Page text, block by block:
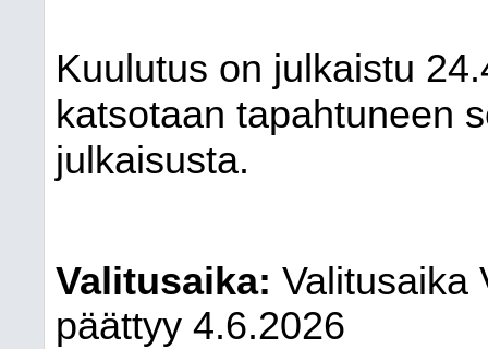
Kuulutus on julkaistu
katsotaan tapahtuneen
julkaisusta.
Valitusaika: Valitusaika
päättyy 4.6.2026